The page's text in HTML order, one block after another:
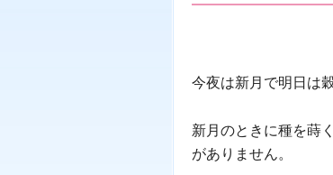
今夜は新月で明日は
新月のときに種を蒔
がありません。